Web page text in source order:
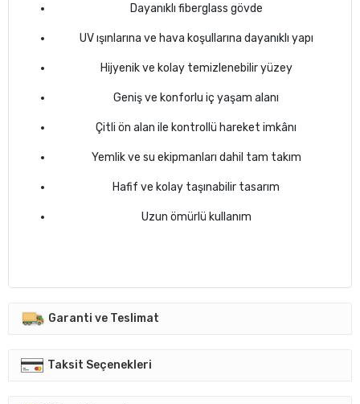
Dayanıklı fiberglass gövde
UV ışınlarına ve hava koşullarına dayanıklı yapı
Hijyenik ve kolay temizlenebilir yüzey
Geniş ve konforlu iç yaşam alanı
Çitli ön alan ile kontrollü hareket imkânı
Yemlik ve su ekipmanları dahil tam takım
Hafif ve kolay taşınabilir tasarım
Uzun ömürlü kullanım
Garanti ve Teslimat
Taksit Seçenekleri